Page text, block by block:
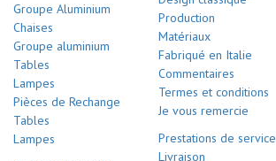
Groupe Aluminium
Chaises
Groupe aluminium
Tables
Lampes
Pièces de Rechange
Tables
Lampes
Production
Matériaux
Fabriqué en Italie
Commentaires
Termes et conditions
Je vous remercie
Prestations de service
Livraison